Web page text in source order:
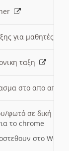
για μαθητές
ταξη
στο απο
φωτό σε δική
το chrome
στο Word